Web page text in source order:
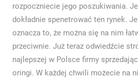
rozpoczniecie jego poszukiwania.
dokładnie spenetrować ten rynek.
oznacza to, że można się na nim
przeciwnie. Już teraz odwiedźcie
najlepszej w Polsce firmy
oringi. W każdej chwili możecie na